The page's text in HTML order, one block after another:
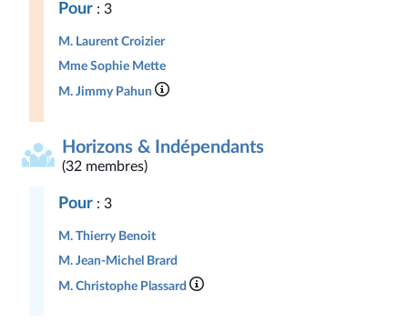
Pour : 3
M. Laurent Croizier
Mme Sophie Mette
M. Jimmy Pahun
Horizons & Indépendants
(32 membres)
Pour : 3
M. Thierry Benoit
M. Jean-Michel Brard
M. Christophe Plassard